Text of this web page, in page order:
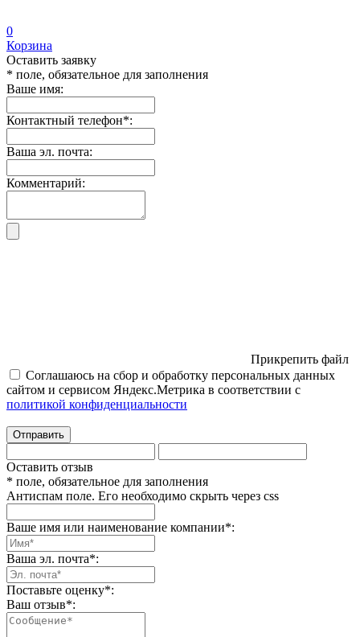
0
Корзина
Оставить заявку
* поле, обязательное для заполнения
Ваше имя:
Контактный телефон*:
Ваша эл. почта:
Комментарий:
Прикрепить файл
Соглашаюсь на сбор и обработку персональных данных
сайтом и сервисом Яндекс.Метрика в соответствии с
политикой конфиденциальности
Отправить
Оставить отзыв
* поле, обязательное для заполнения
Антиспам поле. Его необходимо скрыть через css
Ваше имя или наименование компании*:
Ваша эл. почта*:
Поставьте оценку*:
Ваш отзыв*: